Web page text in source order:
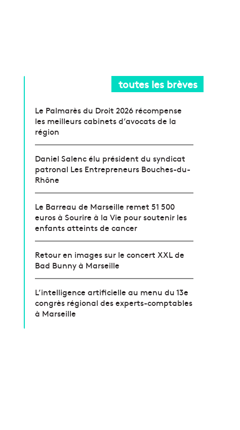
toutes les brèves
Le Palmarès du Droit 2026 récompense
les meilleurs cabinets d’avocats de la
région
Daniel Salenc élu président du syndicat
patronal Les Entrepreneurs Bouches-du-
Rhône
Le Barreau de Marseille remet 51 500
euros à Sourire à la Vie pour soutenir les
enfants atteints de cancer
Retour en images sur le concert XXL de
Bad Bunny à Marseille
L’intelligence artificielle au menu du 13e
congrès régional des experts-comptables
à Marseille